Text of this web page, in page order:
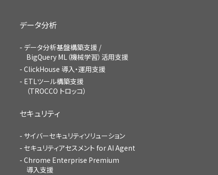
データ分析
データ分析基盤構築支援 /
BigQuery ML（機械学習）活用支援
ClickHouse 導入・運用支援
ETLツール構築支援
（TROCCO トロッコ）
セキュリティ
サイバーセキュリティソリューション
セキュリティアセスメント for AI Agent
Chrome Enterprise Premium
導入支援